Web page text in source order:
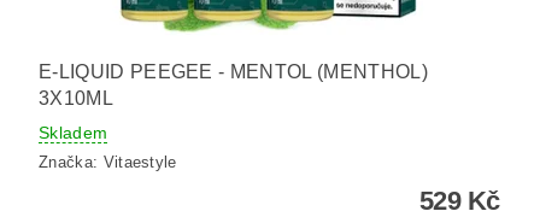
E-LIQUID PEEGEE - MENTOL (MENTHOL)
3X10ML
Skladem
Značka: Vitaestyle
529 Kč